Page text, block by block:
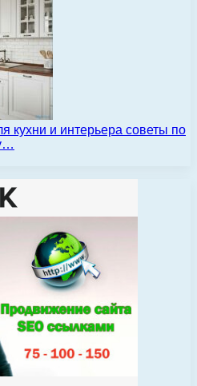
кухни и интерьера советы по